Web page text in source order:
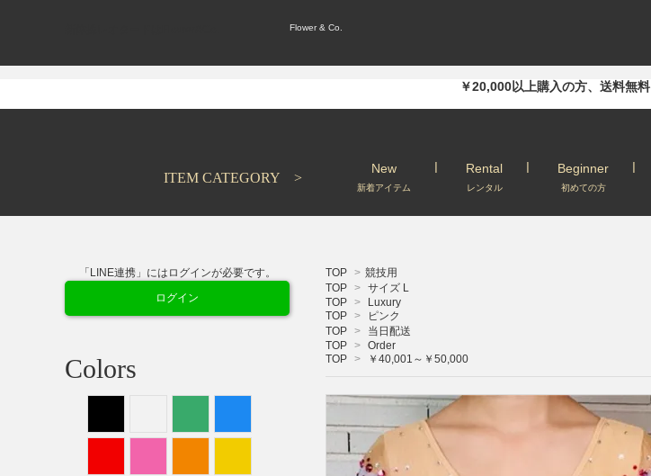
Flower & Co.
￥20,000以上購入の方、送料無料
ITEM CATEGORY >
New
新着アイテム
Rental
レンタル
Beginner
初めての方
TOP > 競技用
TOP > サイズ L
TOP >
Luxury
TOP >
ピンク
TOP >
当日配送
TOP > Order
TOP > ￥40,001～￥50,000
「LINE連携」にはログインが必要です。
ログイン
Colors